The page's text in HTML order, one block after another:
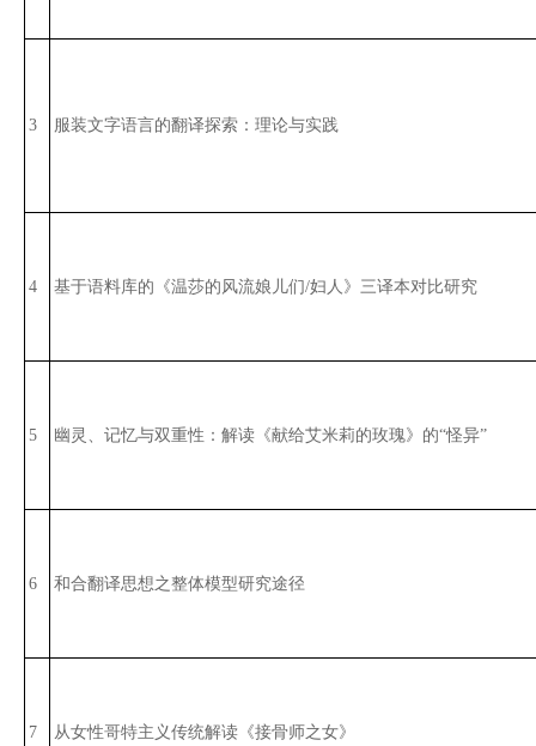
3 服装文字语言的翻译探索：理论与实践
4 基于语料库的《温莎的风流娘儿们/妇人》三译本对比研究
5 幽灵、记忆与双重性：解读《献给艾米莉的玫瑰》的“怪异”
6 和合翻译思想之整体模型研究途径
7 从女性哥特主义传统解读《接骨师之女》